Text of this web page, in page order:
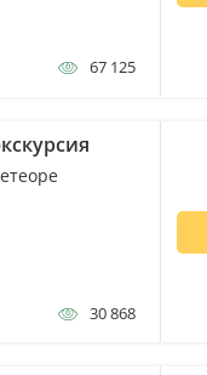
67 125
30 868